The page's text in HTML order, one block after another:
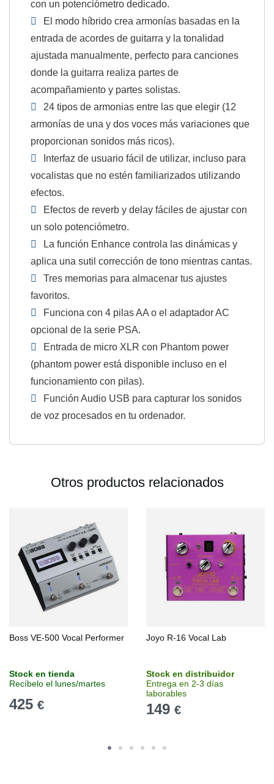
con un potenciómetro dedicado.
El modo híbrido crea armonías basadas en la
entrada de acordes de guitarra y la tonalidad
ajustada manualmente, perfecto para canciones
donde la guitarra realiza partes de
acompañamiento y partes solistas.
24 tipos de armonias entre las que elegir (12
armonías de una y dos voces más variaciones que
proporcionan sonidos más ricos).
Interfaz de usuario fácil de utilizar, incluso para
vocalistas que no estén familiarizados utilizando
efectos.
Efectos de reverb y delay fáciles de ajustar con
un solo potenciómetro.
La función Enhance controla las dinámicas y
aplica una sutil corrección de tono mientras cantas.
Tres memorias para almacenar tus ajustes
favoritos.
Funciona con 4 pilas AA o el adaptador AC
opcional de la serie PSA.
Entrada de micro XLR con Phantom power
(phantom power está disponible incluso en el
funcionamiento con pilas).
Función Audio USB para capturar los sonidos
de voz procesados en tu ordenador.
Otros productos relacionados
Boss VE-500 Vocal Performer
Stock en tienda
Recíbelo el lunes/martes
425 €
Joyo R-16 Vocal Lab
Stock en distribuidor
Entrega en 2-3 días
laborables
149 €